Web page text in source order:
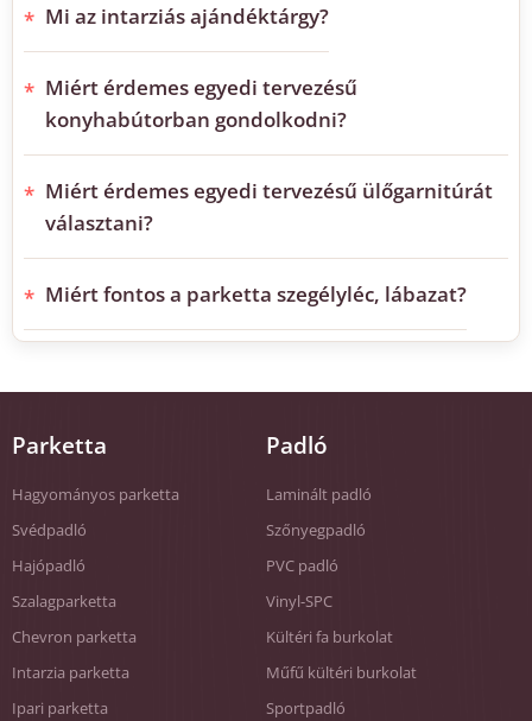
Mi az intarziás ajándéktárgy?
Miért érdemes egyedi tervezésű
konyhabútorban gondolkodni?
Miért érdemes egyedi tervezésű ülőgarnitúrát
választani?
Miért fontos a parketta szegélyléc, lábazat?
Parketta
Hagyományos parketta
Svédpadló
Hajópadló
Szalagparketta
Chevron parketta
Intarzia parketta
Ipari parketta
Padló
Laminált padló
Szőnyegpadló
PVC padló
Vinyl-SPC
Kültéri fa burkolat
Műfű kültéri burkolat
Sportpadló